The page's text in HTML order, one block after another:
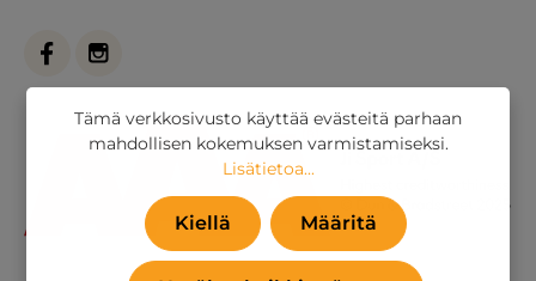
Tämä verkkosivusto käyttää evästeitä parhaan
mahdollisen kokemuksen varmistamiseksi.
Lisätietoa...
Kiellä Määritä